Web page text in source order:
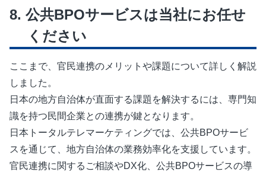
公共BPOサービスは当社にお任せ
ください
ここまで、官民連携のメリットや課題について詳しく解説
しました。
日本の地方自治体が直面する課題を解決するには、専門知
識を持つ民間企業との連携が鍵となります。
日本トータルテレマーケティングでは、公共BPOサービ
スを通じて、地方自治体の業務効率化を支援しています。
官民連携に関するご相談やDX化、公共BPOサービスの導